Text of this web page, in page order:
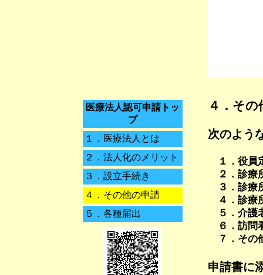
医療法人認可申請トッ
プ
１． 医療法人とは
２． 法人化のメリット
３． 設立手続き
４． その他の申請
５． 各種届出
４． その
次のよう
１．役員
２．診療
３．診療
４．診療
５．介護
６．訪問
７．その
申請書に